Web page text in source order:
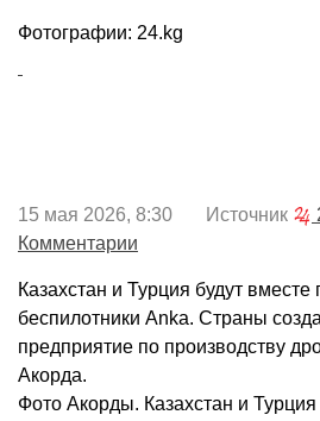
Фотографии: 24.kg
15 мая 2026, 8:30 Источник
Комментарии
Казахстан и Турция будут вместе
беспилотники Anka. Страны
предприятие по производству
Акорда.
Фото Акорды. Казахстан и Турция